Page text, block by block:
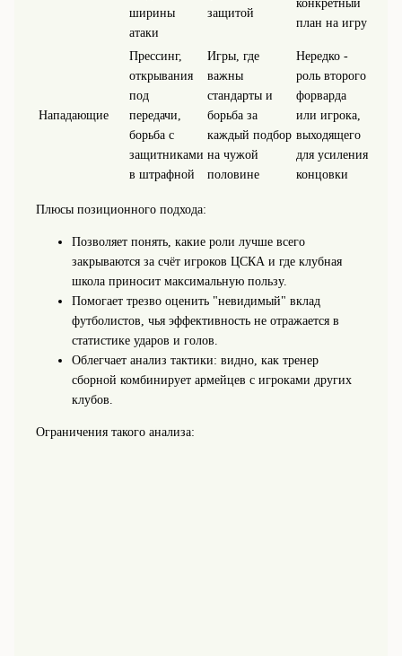
ширины
атаки
защитой
конкретный
план на игру
Нападающие
Прессинг,
открывания
под
передачи,
борьба с
защитниками
в штрафной
Игры, где
важны
стандарты и
борьба за
каждый подбор
на чужой
половине
Нередко -
роль второго
форварда
или игрока,
выходящего
для усиления
концовки
Плюсы позиционного подхода:
Позволяет понять, какие роли лучше всего
закрываются за счёт игроков ЦСКА и где клубная
школа приносит максимальную пользу.
Помогает трезво оценить "невидимый" вклад
футболистов, чья эффективность не отражается в
статистике ударов и голов.
Облегчает анализ тактики: видно, как тренер
сборной комбинирует армейцев с игроками других
клубов.
Ограничения такого анализа: